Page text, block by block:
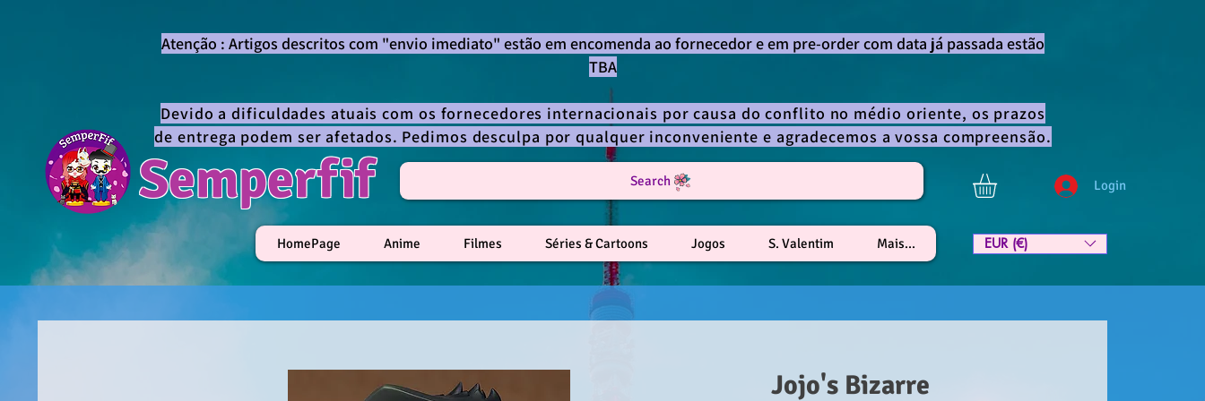
Semperfif Login
Atenção : Artigos descritos com "envio imediato" estão em encomenda ao fornecedor e em pre-order com data já passada estão
TBA
Devido a dificuldades atuais com os fornecedores internacionais por causa do conflito no médio oriente, os prazos
de entrega podem ser afetados. Pedimos desculpa por qualquer inconveniente e agradecemos a vossa compreensão.
Search
HomePage Anime Filmes Séries & Cartoons Jogos S. Valentim Mais... EUR (€)
Jojo's Bizarre